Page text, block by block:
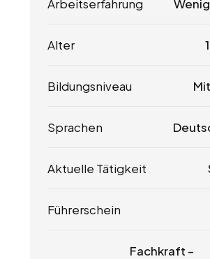
Arbeitserfahrung
Alter
Bildungsniveau
Sprachen
Aktuelle Tätigkeit
Führerschein
Fachkraft –